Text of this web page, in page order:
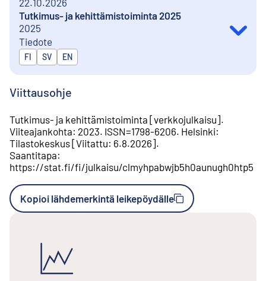
22.10.2026
Tutkimus- ja kehittämistoiminta 2025
2025
Tiedote
Julkaistaan kielillä
FI SV EN
Viittausohje
Tutkimus- ja kehittämistoiminta [verkkojulkaisu].
Viiteajankohta: 2023. ISSN=1798-6206. Helsinki:
Tilastokeskus[Viitattu: 6.8.2026].
Saantitapa:
https://stat.fi/fi/julkaisu/clmyhpabwjb5h0aunugh0htp5
Kopioi lähdemerkintä leikepöydälle